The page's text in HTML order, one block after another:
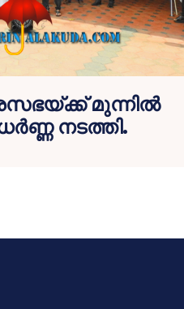
മുന്നില്‍
നടത്തി.